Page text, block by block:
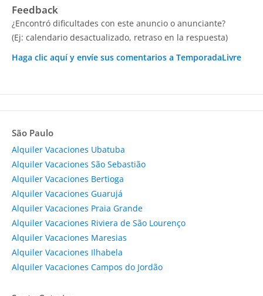
Feedback
¿Encontró dificultades con este anuncio o anunciante?
(Ej: calendario desactualizado, retraso en la respuesta)
Haga clic aquí y envíe sus comentarios a TemporadaLivre
São Paulo
Alquiler Vacaciones Ubatuba
Alquiler Vacaciones São Sebastião
Alquiler Vacaciones Bertioga
Alquiler Vacaciones Guarujá
Alquiler Vacaciones Praia Grande
Alquiler Vacaciones Riviera de São Lourenço
Alquiler Vacaciones Maresias
Alquiler Vacaciones Ilhabela
Alquiler Vacaciones Campos do Jordão